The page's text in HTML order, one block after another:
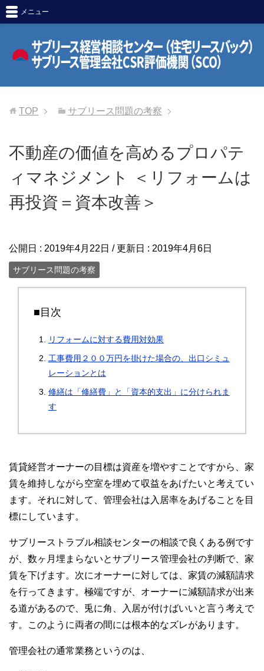
メニュー
TOP サブリース問題の考察
不動産の価値を高めるプロパテ
ィマネジメント ＜リフォームは
再投資＝資本改善＞
公開日 : 2019年4月22日 / 更新日 : 2019年4月6日
サブリース問題の考察
■目次
リフォームに対する費用対効果
工事費用２００万円を掛けた場合の、出口シミュ
レーションとは
修繕は「修繕費」と「資本的支出」に分けられま
す
賃貸経営オーナーの目標は資産を増やすことですから、家
賃を維持しながら空室を埋めて収益をあげたいと考えてい
ます。それに対して、管理会社は入居率をあげることを目
標にしています。
サブリーストラブル相談センターの相談で良くある例です
が、数ヶ月埋まらないとサブリース管理会社の判断で、家
賃を下げます。次にオーナーに対しては、家賃の減額請求
を行ってきます。極端ですが、オーナーに減額請求が出来
る道があるので、兎に角、入居が付けばいいと言う考えで
す。このように両者の間には根本的なズレがあります。
管理会社の通常業務というのは、